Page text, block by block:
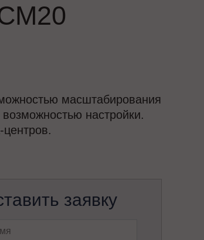
масштабирования
настройки.
заявку